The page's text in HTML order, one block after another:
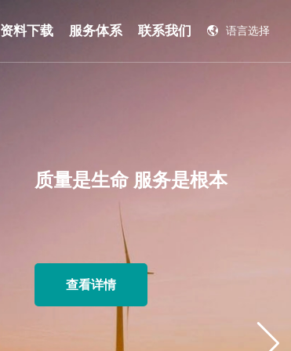
资料下载 服务体系 联系我们 语言选择
English
质量是生命 服务是根本
查看详情